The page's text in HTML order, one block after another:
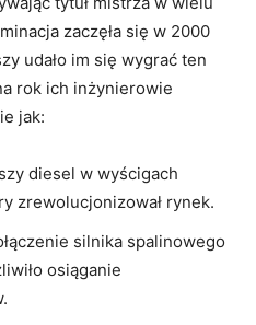
zaczęła się w 2000
udało im się wygrać ten
rok ich inżynierowie
jak:
diesel w wyścigach
zrewolucjonizował rynek.
silnika spalinowego
osiąganie